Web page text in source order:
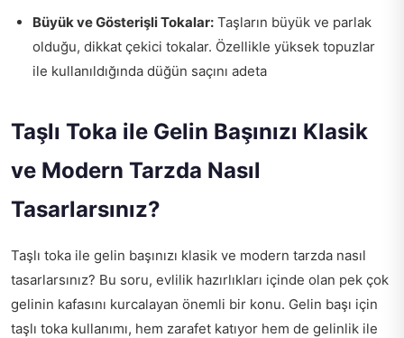
Büyük ve Gösterişli Tokalar: Taşların büyük ve parlak
olduğu, dikkat çekici tokalar. Özellikle yüksek topuzlar
ile kullanıldığında düğün saçını adeta
Taşlı Toka ile Gelin Başınızı Klasik
ve Modern Tarzda Nasıl
Tasarlarsınız?
Taşlı toka ile gelin başınızı klasik ve modern tarzda nasıl
tasarlarsınız? Bu soru, evlilik hazırlıkları içinde olan pek çok
gelinin kafasını kurcalayan önemli bir konu. Gelin başı için
taşlı toka kullanımı, hem zarafet katıyor hem de gelinlik ile